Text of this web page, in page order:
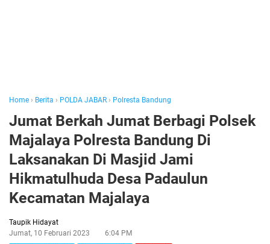
Home › Berita › POLDA JABAR › Polresta Bandung
Jumat Berkah Jumat Berbagi Polsek
Majalaya Polresta Bandung Di
Laksanakan Di Masjid Jami
Hikmatulhuda Desa Padaulun
Kecamatan Majalaya
Taupik Hidayat
Jumat, 10 Februari 2023
6:04 PM